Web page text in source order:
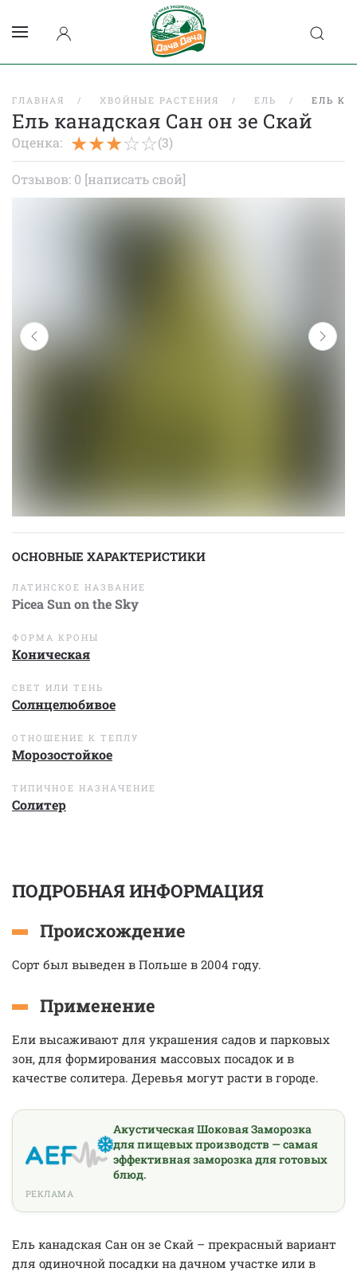
ГЛАВНАЯ ХВОЙНЫЕ РАСТЕНИЯ ЕЛЬ ЕЛЬ
Ель канадская Сан он зе Скай
Оценка: (3)
Отзывов: 0 [написать свой]
ОСНОВНЫЕ ХАРАКТЕРИСТИКИ
ЛАТИНСКОЕ НАЗВАНИЕ
Picea Sun on the Sky
ФОРМА КРОНЫ
Коническая
СВЕТ ИЛИ ТЕНЬ
Солнцелюбивое
ОТНОШЕНИЕ К ТЕПЛУ
Морозостойкое
ТИПИЧНОЕ НАЗНАЧЕНИЕ
Солитер
ПОДРОБНАЯ ИНФОРМАЦИЯ
Происхождение
Сорт был выведен в Польше в 2004 году.
Применение
Ели высаживают для украшения садов и парковых
зон, для формирования массовых посадок и в
качестве cолитера. Деревья могут расти в городе.
Акустическая Шоковая Заморозка
для пищевых производств — самая
эффективная заморозка для готовых
блюд.
РЕКЛАМА
Ель канадская Сан он зе Скай – прекрасный вариант
для одиночной посадки на дачном участке или в